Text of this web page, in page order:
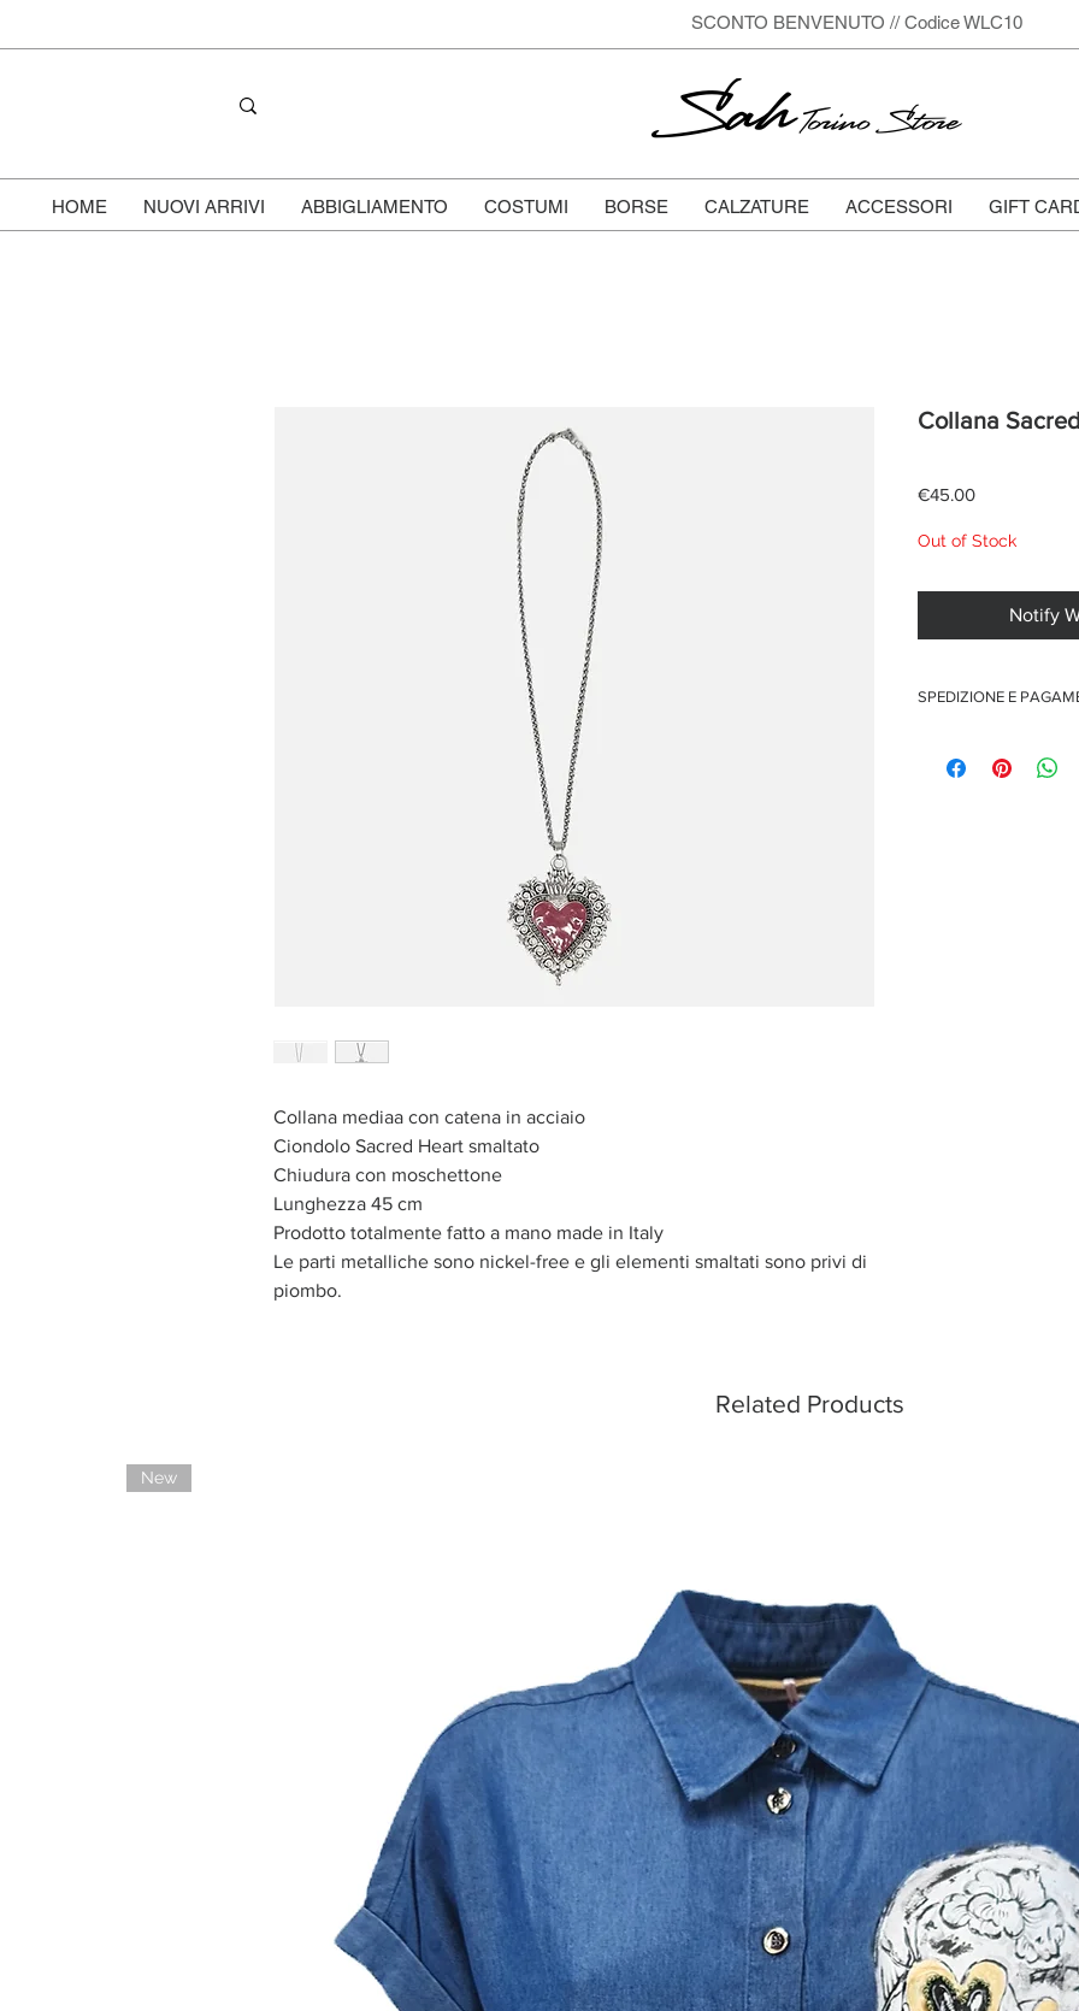
SCONTO BENVENUTO // Codice WLC10
SahTorino Store
HOME NUOVI ARRIVI ABBIGLIAMENTO COSTUMI BORSE CALZATURE ACCESSORI GIFT
Collana mediaa con catena in acciaio
Ciondolo Sacred Heart smaltato
Chiudura con moschettone
Lunghezza 45 cm
Prodotto totalmente fatto a mano made in Italy
Le parti metalliche sono nickel-free e gli elementi smaltati sono privi di
piombo.
Collana
€45.00Price
Out of Stock
Notify
SPEDIZIONE E
Pagamenti sicuri con
Related Products
New